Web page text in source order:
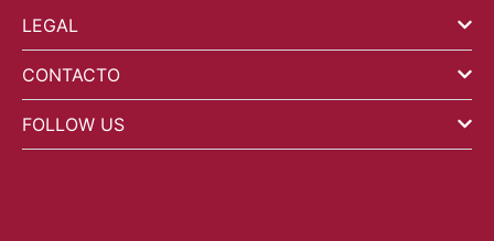
LEGAL
CONTACTO
FOLLOW US